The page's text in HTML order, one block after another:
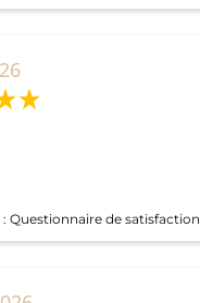
Questionnaire de satisfaction